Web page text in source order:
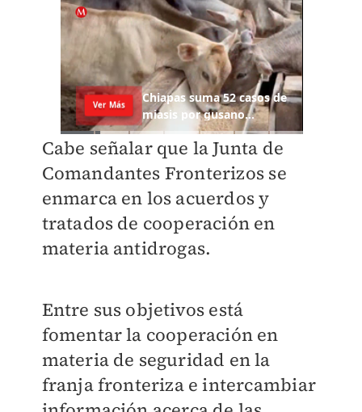
Cabe señalar que la Junta de
Comandantes Fronterizos se
enmarca en los acuerdos y
tratados de cooperación en
materia antidrogas.
Entre sus objetivos está
fomentar la cooperación en
materia de seguridad en la
franja fronteriza e intercambiar